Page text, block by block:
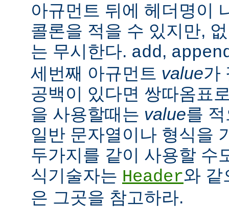
아규먼트 뒤에 헤더명이
콜론을 적을 수 있지만,
는 무시한다. add,
세번째 아규먼트 value가
공백이 있다면 쌍따옴표
을 사용할때는 value를
일반 문자열이나 형식을
두가지를 같이 사용할 수
식기술자는 Header와 같
은 그곳을 참고하라.